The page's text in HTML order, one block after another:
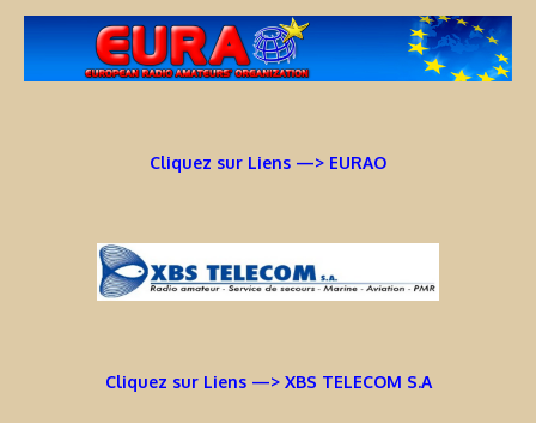
Cliquez sur Liens —> EURAO
Cliquez sur Liens —> XBS TELECOM S.A